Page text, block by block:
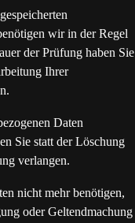
wir in der Regel
der Prüfung haben Sie
Ihrer
Daten
Sie statt der Löschung
verlangen.
nicht mehr benötigen,
oder Geltendmachung